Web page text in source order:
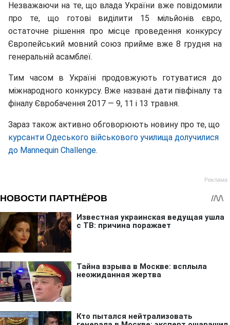
Незважаючи на те, що влада України вже повідомили
про те, що готові виділити 15 мільйонів євро,
остаточне рішення про місце проведення конкурсу
Європейський мовний союз прийме вже 8 грудня на
генеральній асамблеї.
Тим часом в Україні продовжують готуватися до
міжнародного конкурсу. Вже названі дати півфіналу та
фіналу Євробачення 2017 — 9, 11 і 13 травня.
Зараз також активно обговорюють новину про те, що
курсанти Одеського військового училища долучилися
до Mannequin Challenge.